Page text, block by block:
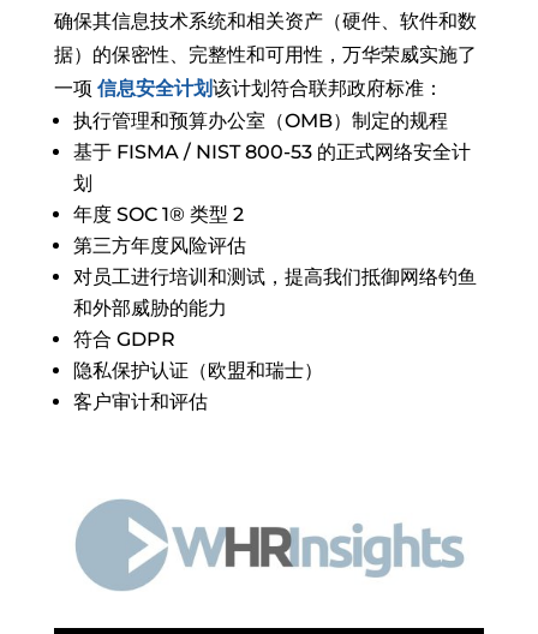
确保其信息技术系统和相关资产（硬件、软件和数
据）的保密性、完整性和可用性，万华荣威实施了
一项 信息安全计划该计划符合联邦政府标准：
执行管理和预算办公室（OMB）制定的规程
基于 FISMA / NIST 800-53 的正式网络安全计
划
年度 SOC 1® 类型 2
第三方年度风险评估
对员工进行培训和测试，提高我们抵御网络钓鱼
和外部威胁的能力
符合 GDPR
隐私保护认证（欧盟和瑞士）
客户审计和评估